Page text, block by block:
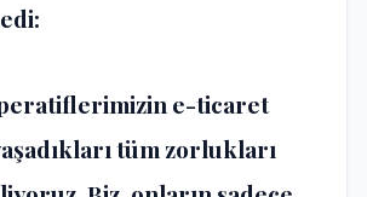
e-ticaret
tüm zorlukları